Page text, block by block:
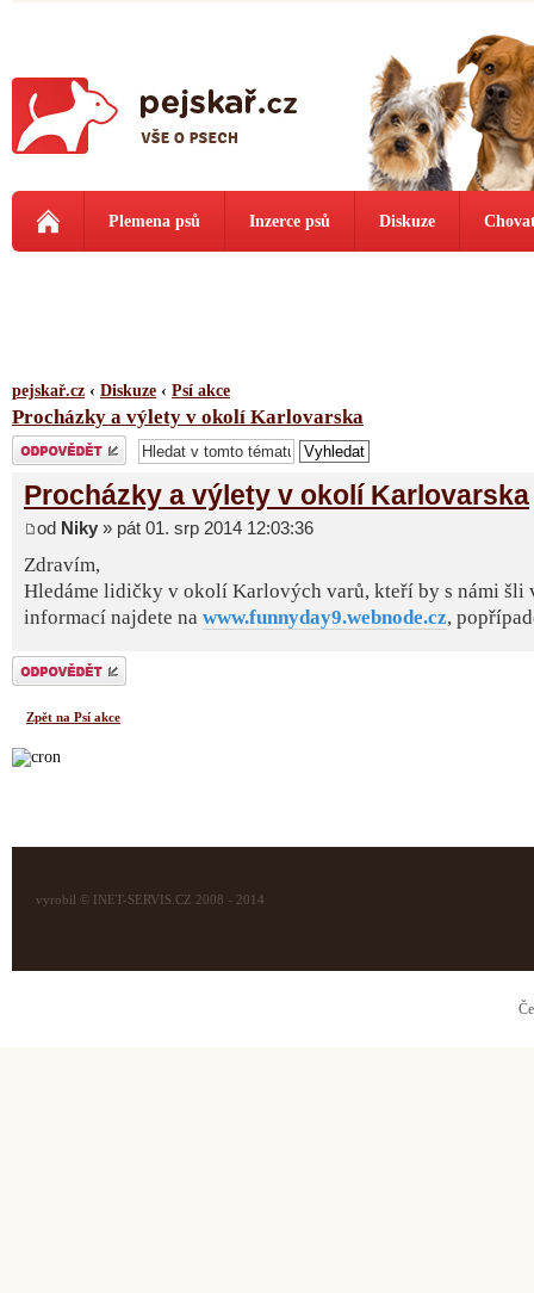
Plemena psů Inzerce psů Diskuze
pejskař.cz ‹ Diskuze ‹ Psí akce
Procházky a výlety v okolí Karlovarska
Odeslat odpověď
Procházky a výlety v okolí Karlovarska
od Niky » pát 01. srp 2014 12:03:36
Zdravím,
Hledáme lidičky v okolí Karlových varů, kteří by s námi šli
informací najdete na www.funnyday9.webnode.cz,
Odeslat odpověď
Zpět na Psí akce
vyrobil © INET-SERVIS.CZ 2008 - 2014